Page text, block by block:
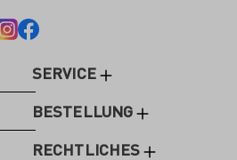
SERVICE
BESTELLUNG
RECHTLICHES